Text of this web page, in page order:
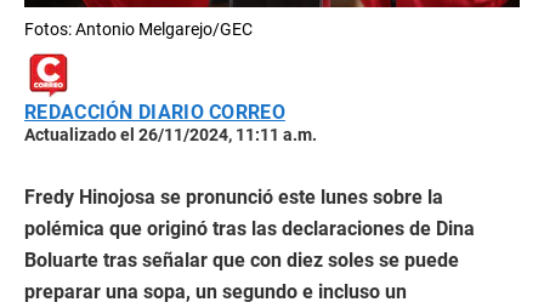
Fotos: Antonio Melgarejo/GEC
REDACCIÓN DIARIO CORREO
Actualizado el 26/11/2024, 11:11 a.m.
Fredy Hinojosa se pronunció este lunes sobre la
polémica que originó tras las declaraciones de Dina
Boluarte tras señalar que con diez soles se puede
preparar una sopa, un segundo e incluso un